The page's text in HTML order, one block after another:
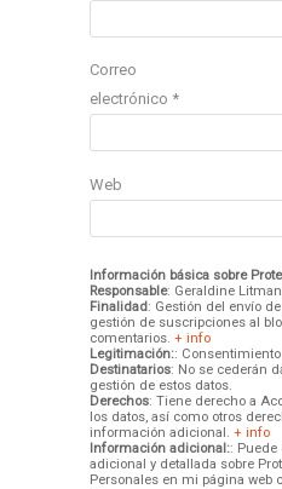
Correo
electrónico *
Web
Información básica sobre
Responsable: Geraldine
Finalidad: Gestión del envío
gestión de suscripciones al
comentarios. + info
Legitimación::
Destinatarios: No se cederán
gestión de estos datos.
Derechos: Tiene derecho a
los datos, así como otros
información adicional. + info
Información adicional::
adicional y detallada sobre
Personales en mi página web